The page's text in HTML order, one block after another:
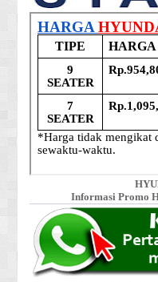
Informasi Promo